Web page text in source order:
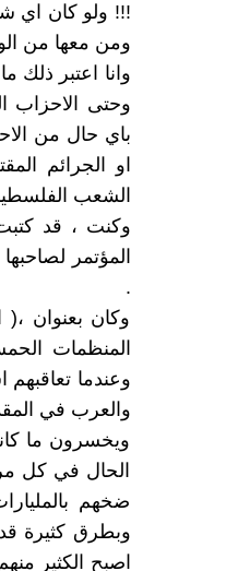
!!! ولو كان اي
ومن معها من
وانا اعتبر ذلك
وحتى الاحزاب
باي حال من
او الجرائم
الشعب
المؤتمر
.
وكان بعنوان
المنظمات
وعندما تعاقبهم
والعرب في
ويخسرون ما
الحال في كل
ضخهم
وبطرق كثيرة
اصبح الكثير